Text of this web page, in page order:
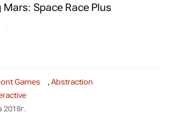
Mars: Space Race Plus
Games , Abstraction
2018г.